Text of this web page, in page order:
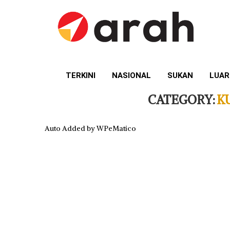
TERKINI NASIONAL SUKAN
CATEGORY:
Auto Added by WPeMatico